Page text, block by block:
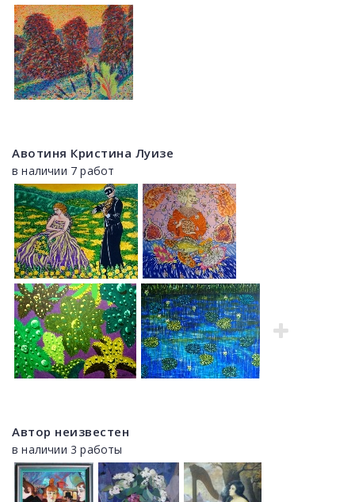
Авотиня Кристина Луизе
в наличии 7 работ
Автор неизвестен
в наличии 3 работы